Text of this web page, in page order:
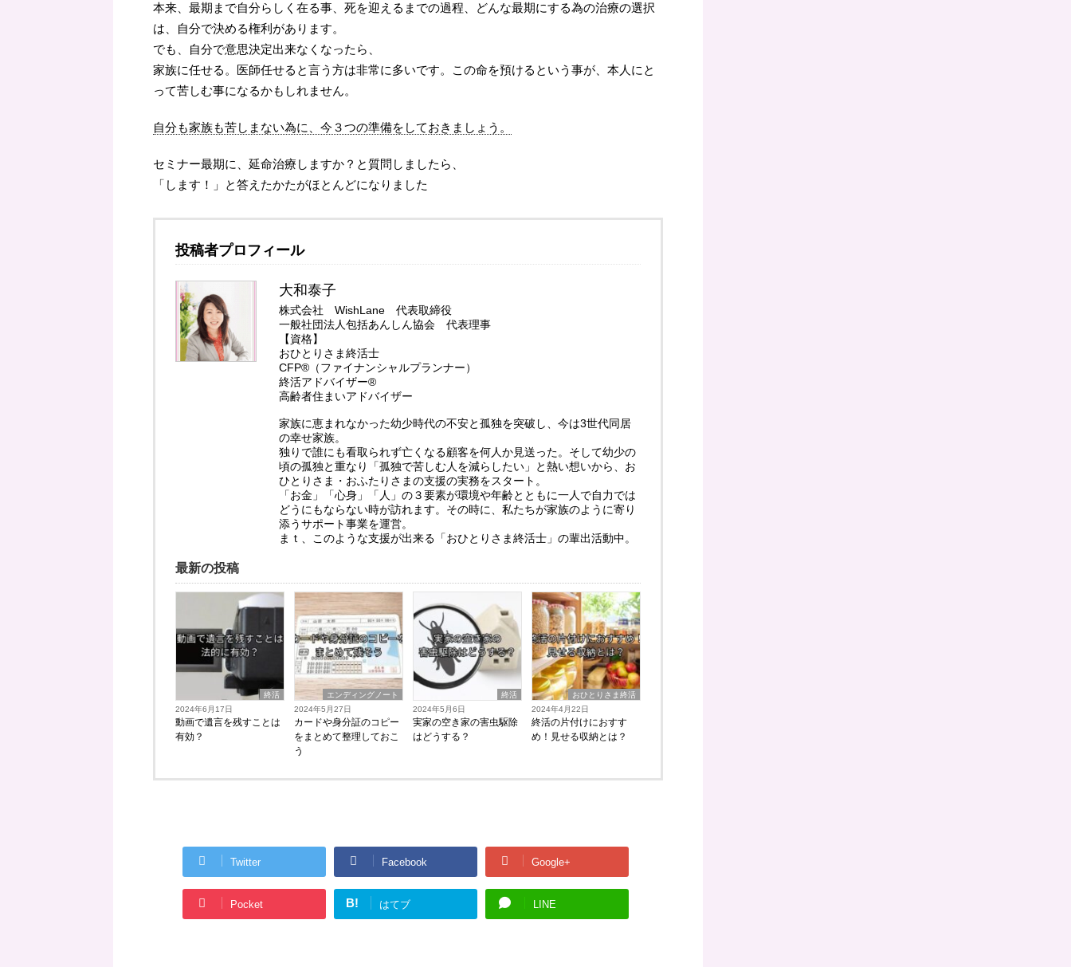
本来、最期まで自分らしく在る事、死を迎えるまでの過程、どんな最期にする為の治療の選択
は、自分で決める権利があります。
でも、自分で意思決定出来なくなったら、
家族に任せる。医師任せると言う方は非常に多いです。この命を預けるという事が、本人にと
って苦しむ事になるかもしれません。
自分も家族も苦しまない為に、今３つの準備をしておきましょう。
セミナー最期に、延命治療しますか？と質問しましたら、
「します！」と答えたかたがほとんどになりました
投稿者プロフィール
大和泰子
株式会社 WishLane 代表取締役
一般社団法人包括あんしん協会 代表理事
【資格】
おひとりさま終活士
CFP®（ファイナンシャルプランナー）
終活アドバイザー®
高齢者住まいアドバイザー
家族に恵まれなかった幼少時代の不安と孤独を突破し、今は3世代同居
の幸せ家族。
独りで誰にも看取られず亡くなる顧客を何人か見送った。そして幼少の
頃の孤独と重なり「孤独で苦しむ人を減らしたい」と熱い想いから、お
ひとりさま・おふたりさまの支援の実務をスタート。
「お金」「心身」「人」の３要素が環境や年齢とともに一人で自力では
どうにもならない時が訪れます。その時に、私たちが家族のように寄り
添うサポート事業を運営。
まｔ、このような支援が出来る「おひとりさま終活士」の輩出活動中。
最新の投稿
終活
2024年6月17日
動画で遺言を残すことは
有効？
エンディングノート
2024年5月27日
カードや身分証のコピー
をまとめて整理しておこ
う
終活
2024年5月6日
実家の空き家の害虫駆除
はどうする？
おひとりさま終活
2024年4月22日
終活の片付けにおすす
め！見せる収納とは？
Twitter Facebook Google+
Pocket B! はてブ LINE